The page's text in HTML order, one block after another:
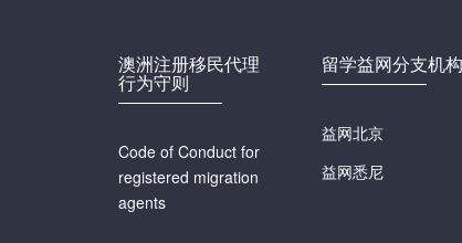
澳洲注册移民代理
行为守则
Code of Conduct for
registered migration
agents
留学益网分支机构
益网北京
益网悉尼